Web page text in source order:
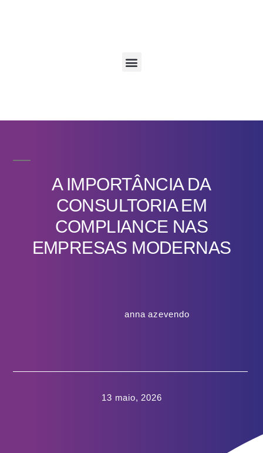
A IMPORTÂNCIA DA
CONSULTORIA EM
COMPLIANCE NAS
EMPRESAS MODERNAS
anna azevendo
13 maio, 2026